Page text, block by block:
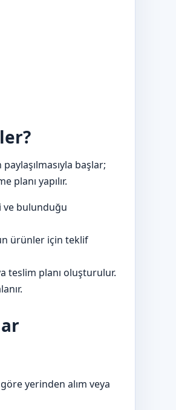
başlar;
planı yapılır.
ve bulunduğu
ürünler için teklif
teslim planı oluşturulur.
yerinden alım veya